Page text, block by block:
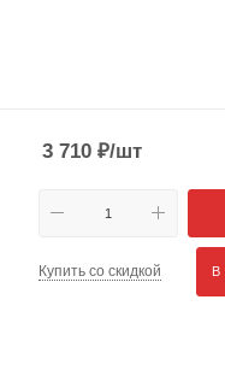
3 710 ₽/шт
Купить со скидкой В